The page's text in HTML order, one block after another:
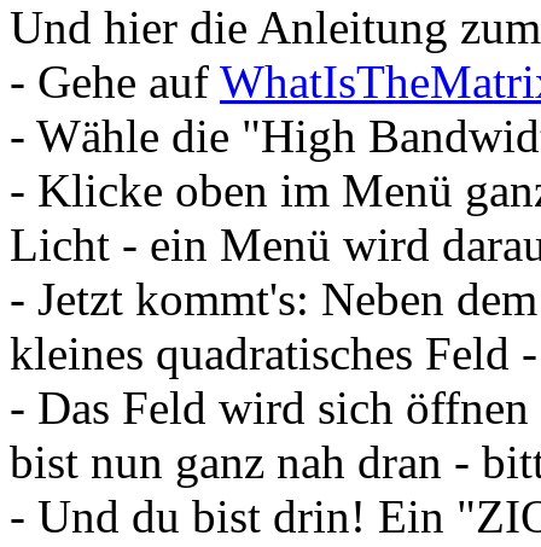
Und hier die Anleitung
- Gehe auf
- Wähle die "High
- Klicke oben im Menü
Licht - ein Menü wird
- Jetzt kommt's: Neben
kleines quadratisches Feld
- Das Feld wird sich
bist nun ganz nah dran -
- Und du bist drin! Ein